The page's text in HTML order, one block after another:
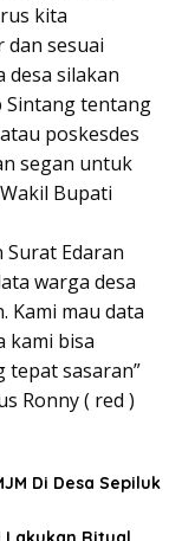
kita
sesuai
desa silakan
Sintang tentang
poskesdes
segan untuk
Bupati
Edaran
warga desa
Kami mau data
kami bisa
tepat sasaran”
Ronny ( red )
Di Desa Sepiluk